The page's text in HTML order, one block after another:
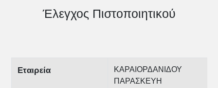
Έλεγχος Πιστοποιητικού
Εταιρεία
ΚΑΡΑΙΟΡΔΑΝΙΔΟΥ
ΠΑΡΑΣΚΕΥΗ